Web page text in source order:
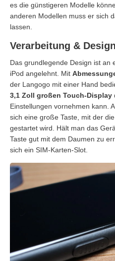
es die günstigeren Modelle
anderen Modellen muss er sich
lassen.
Verarbeitung & Design
Das grundlegende Design ist an
iPod angelehnt. Mit
der Langogo mit einer Hand
3,1 Zoll großen Touch-Display
Einstellungen vornehmen kann.
sich eine große Taste, mit der
gestartet wird. Hält man das
Taste gut mit dem Daumen zu
sich ein SIM-Karten-Slot.